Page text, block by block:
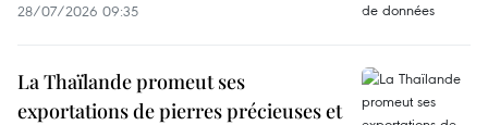
28/07/2026 09:35
La Thaïlande promeut ses
exportations de pierres précieuses et